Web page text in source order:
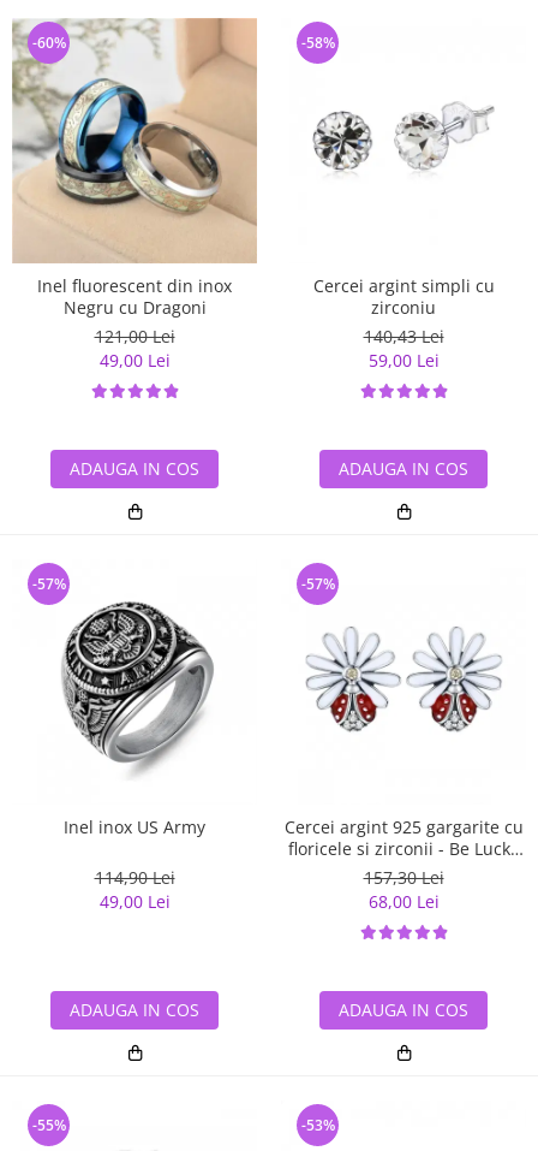
Inel fluorescent din inox
Negru cu Dragoni
121,00 Lei
49,00 Lei
-60%
ADAUGA IN COS
Cercei argint simpli cu
zirconiu
140,43 Lei
59,00 Lei
-58%
ADAUGA IN COS
Inel inox US Army
114,90 Lei
49,00 Lei
-57%
ADAUGA IN COS
Cercei argint 925 gargarite cu
floricele si zirconii - Be Lucky
EST0022
157,30 Lei
68,00 Lei
-57%
ADAUGA IN COS
-55% -53%